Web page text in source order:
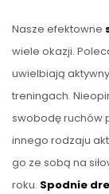
Nasze efektowne
wiele okazji.
uwielbiają
treningach.
swobodę ruchów
innego rodzaju
go ze sobą na
roku. Spodnie